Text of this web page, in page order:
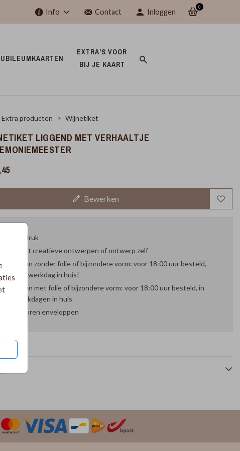
Info Contact Inloggen
0
EXTRA'S VOOR
BIJ JE KAART
Extra producten Wijnetiket
LIGGEND MET VERHAALTJE
Bewerken
Proefdruk
Kies uit creatieve ontwerpen of ontwerp zelf
Kaarten zonder folie of bijzondere vorm: voor 18:00 uur besteld,
werkdag in huis!
Kaarten met folie of bijzondere vorm: voor 18:00 uur besteld, in
twee werkdagen in huis
29 kleuren enveloppen